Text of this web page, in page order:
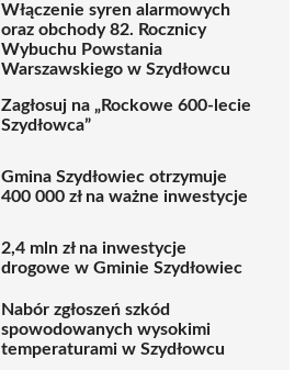
Włączenie syren alarmowych
oraz obchody 82. Rocznicy
Wybuchu Powstania
Warszawskiego w Szydłowcu
Zagłosuj na „Rockowe 600-lecie
Szydłowca”
Gmina Szydłowiec otrzymuje
400 000 zł na ważne inwestycje
2,4 mln zł na inwestycje
drogowe w Gminie Szydłowiec
Nabór zgłoszeń szkód
spowodowanych wysokimi
temperaturami w Szydłowcu